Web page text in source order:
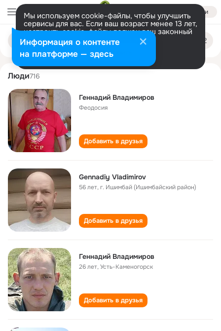
Войти
Мы используем cookie-файлы, чтобы улучшить
сервисы для вас. Если ваш возраст менее 13 лет,
настроить cookie-файлы должен ваш законный
представитель. Больше информации
Разрешить все Настроить
Поиск
людям
gennadiy vladimirov
Люди716
Геннадий Владимиров
Феодосия
Добавить в друзья
Gennadiy Vladimirov
56 лет,г. Ишимбай (Ишимбайский район)
Добавить в друзья
Геннадий Владимиров
26 лет,Усть-Каменогорск
Добавить в друзья
Информация о контенте
на платформе — здесь